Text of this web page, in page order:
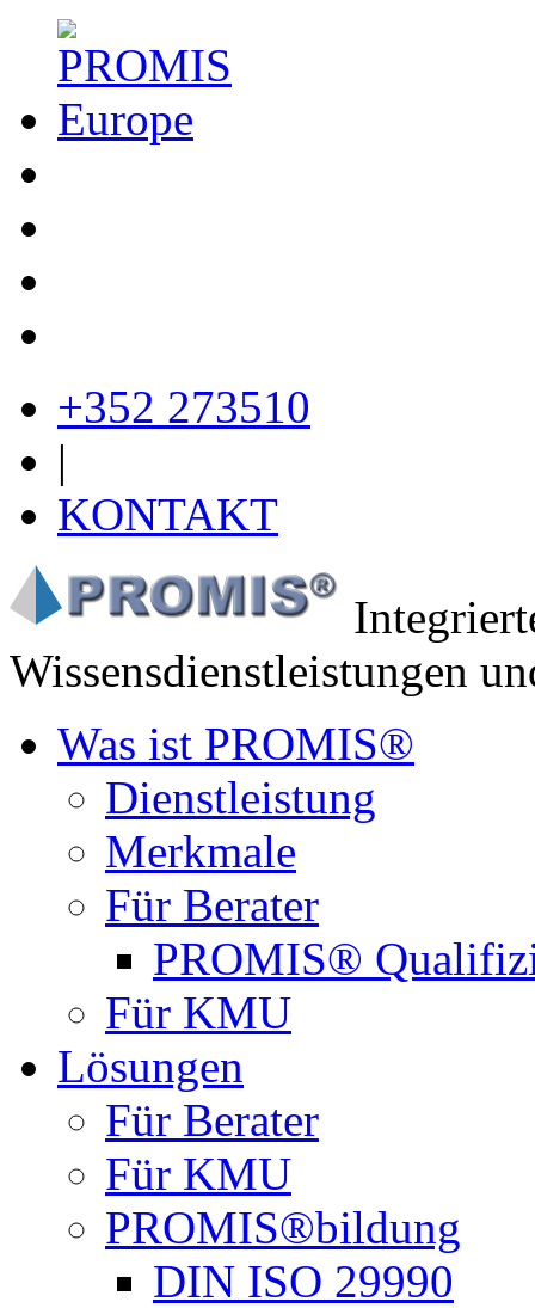
+352 273510
|
KONTAKT
Wissensdienstleistungen
Was ist PROMIS®
Dienstleistung
Merkmale
Für Berater
PROMIS®
Für KMU
Lösungen
Für Berater
Für KMU
PROMIS®bildung
DIN ISO 29990